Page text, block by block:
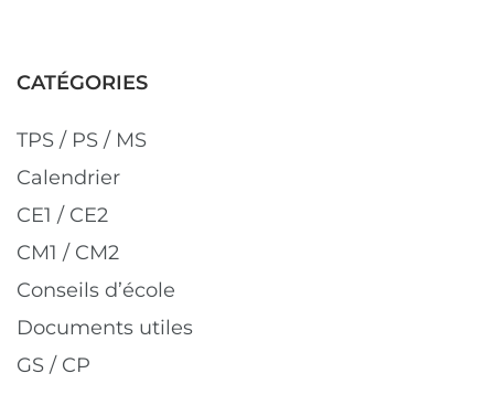
CATÉGORIES
TPS / PS / MS
Calendrier
CE1 / CE2
CM1 / CM2
Conseils d’école
Documents utiles
GS / CP